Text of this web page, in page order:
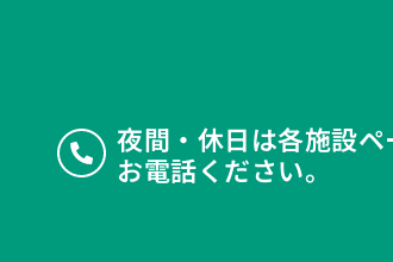
夜間・休日は各施設ペ
お電話ください。